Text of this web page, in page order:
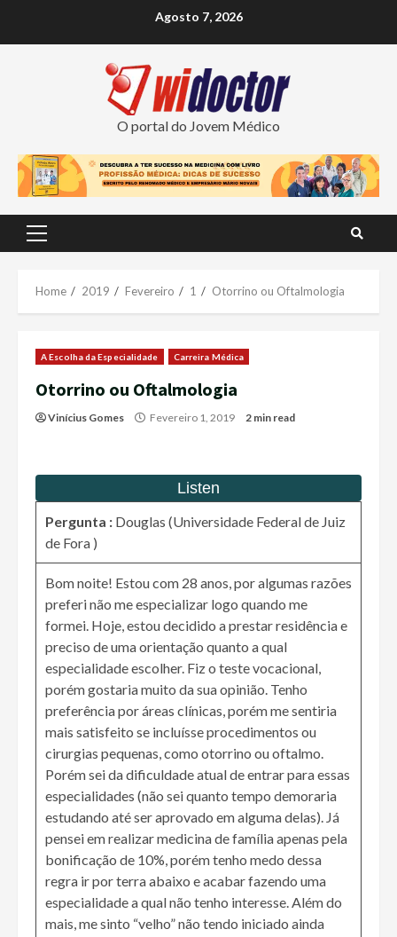
Agosto 7, 2026
O portal do Jovem Médico
Primary
Home 2019 Fevereiro 1 Otorrino ou Oftalmologia
A Escolha da Especialidade Carreira Médica
Otorrino ou Oftalmologia
Vinícius Gomes Fevereiro 1, 2019 2 min read
Pergunta : Douglas (Universidade Federal de Juiz
de Fora )
Bom noite! Estou com 28 anos, por algumas razões
preferi não me especializar logo quando me
formei. Hoje, estou decidido a prestar residência e
preciso de uma orientação quanto a qual
especialidade escolher. Fiz o teste vocacional,
porém gostaria muito da sua opinião. Tenho
preferência por áreas clínicas, porém me sentiria
mais satisfeito se incluísse procedimentos ou
cirurgias pequenas, como otorrino ou oftalmo.
Porém sei da dificuldade atual de entrar para essas
especialidades (não sei quanto tempo demoraria
estudando até ser aprovado em alguma delas). Já
pensei em realizar medicina de família apenas pela
bonificação de 10%, porém tenho medo dessa
regra ir por terra abaixo e acabar fazendo uma
especialidade a qual não tenho interesse. Além do
mais, me sinto “velho” não tendo iniciado ainda